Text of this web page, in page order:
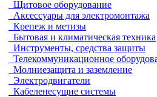
Щитовое оборудование
Аксессуары для электромонтажа
Крепеж и метизы
Бытовая и климатическая техника
Инструменты, средства защиты
Телекоммуникационное
Молниезащита и заземление
Электродвигатели
Кабеленесущие системы